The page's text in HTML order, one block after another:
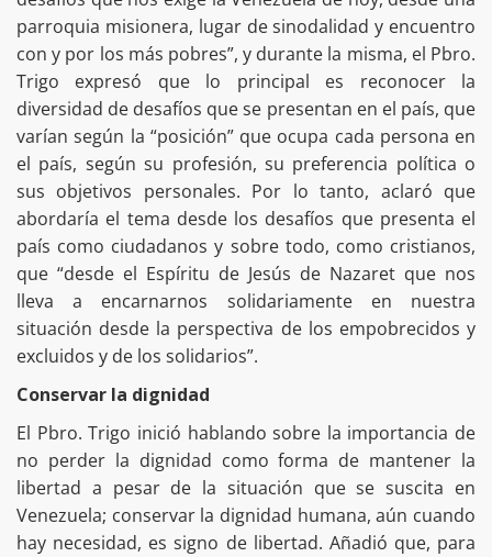
parroquia misionera, lugar de sinodalidad y encuentro
con y por los más pobres”, y durante la misma, el Pbro.
Trigo expresó que lo principal es reconocer la
diversidad de desafíos que se presentan en el país, que
varían según la “posición” que ocupa cada persona en
el país, según su profesión, su preferencia política o
sus objetivos personales. Por lo tanto, aclaró que
abordaría el tema desde los desafíos que presenta el
país como ciudadanos y sobre todo, como cristianos,
que “desde el Espíritu de Jesús de Nazaret que nos
lleva a encarnarnos solidariamente en nuestra
situación desde la perspectiva de los empobrecidos y
excluidos y de los solidarios”.
Conservar la dignidad
El Pbro. Trigo inició hablando sobre la importancia de
no perder la dignidad como forma de mantener la
libertad a pesar de la situación que se suscita en
Venezuela; conservar la dignidad humana, aún cuando
hay necesidad, es signo de libertad. Añadió que, para